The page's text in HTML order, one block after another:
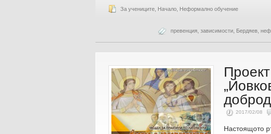
За учениците Начало Неформално обучение
превенция зависимости Бердяев
2017/02/08
Настоящото